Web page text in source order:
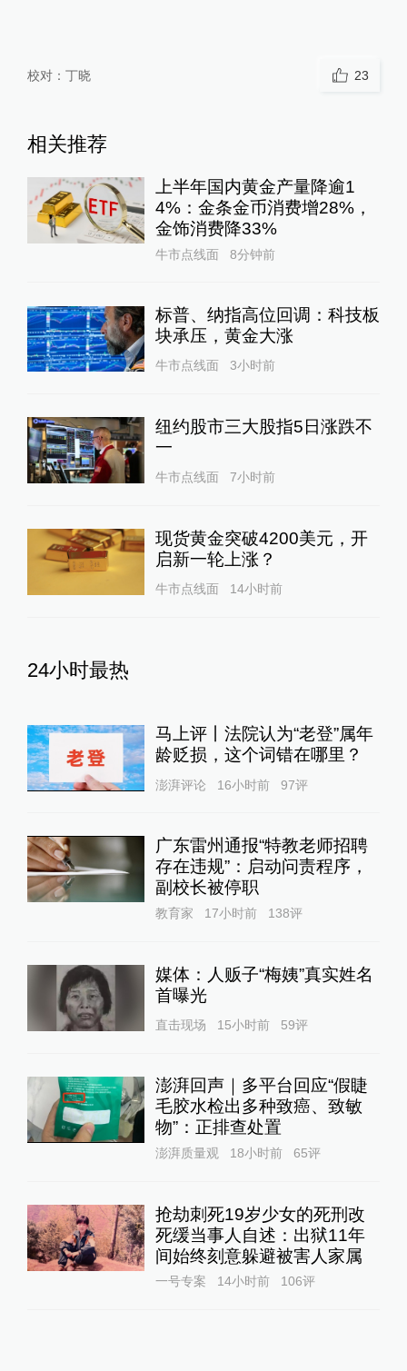
校对： 丁晓 23
相关推荐
上半年国内黄金产量降逾1
4%：金条金币消费增28%，
金饰消费降33%
牛市点线面 8分钟前
标普、纳指高位回调：科技板
块承压，黄金大涨
牛市点线面 3小时前
纽约股市三大股指5日涨跌不
一
牛市点线面 7小时前
现货黄金突破4200美元，开
启新一轮上涨？
牛市点线面 14小时前
24小时最热
马上评丨法院认为“老登”属年
龄贬损，这个词错在哪里？
澎湃评论 16小时前 97评
广东雷州通报“特教老师招聘
存在违规”：启动问责程序，
副校长被停职
教育家 17小时前 138评
媒体：人贩子“梅姨”真实姓名
首曝光
直击现场 15小时前 59评
澎湃回声｜多平台回应“假睫
毛胶水检出多种致癌、致敏
物”：正排查处置
澎湃质量观 18小时前 65评
抢劫刺死19岁少女的死刑改
死缓当事人自述：出狱11年
间始终刻意躲避被害人家属
一号专案 14小时前 106评